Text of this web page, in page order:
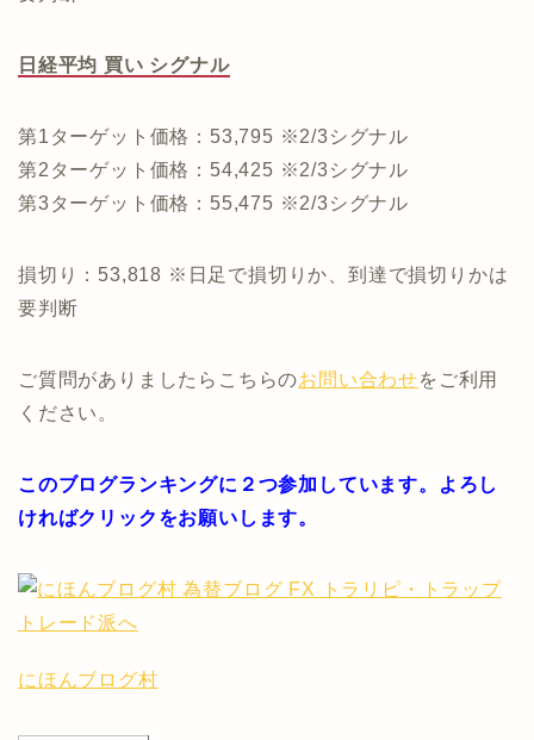
日経平均 買い シグナル
第1ターゲット価格：53,795 ※2/3シグナル
第2ターゲット価格：54,425 ※2/3シグナル
第3ターゲット価格：55,475 ※2/3シグナル
損切り：53,818 ※日足で損切りか、到達で損切りかは
要判断
ご質問がありましたらこちらのお問い合わせをご利用
ください。
このブログランキングに２つ参加しています。よろし
ければクリックをお願いします。
にほんブログ村